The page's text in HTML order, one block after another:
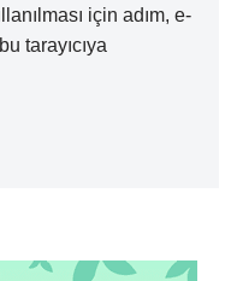
için adım, e-
tarayıcıya